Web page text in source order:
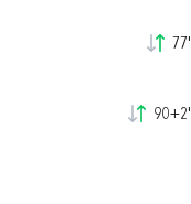
77'
90+2'